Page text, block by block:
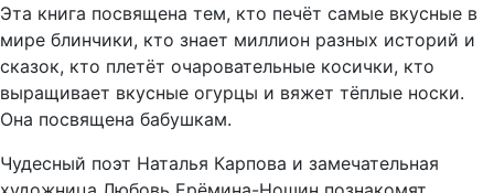
Эта книга посвящена тем, кто печёт самые вкусные в
мире блинчики, кто знает миллион разных историй и
сказок, кто плетёт очаровательные косички, кто
выращивает вкусные огурцы и вяжет тёплые носки.
Она посвящена бабушкам.
Чудесный поэт Наталья Карпова и замечательная